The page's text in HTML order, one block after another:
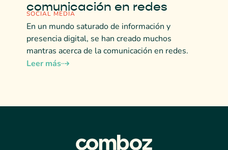
comunicación en redes
SOCIAL MEDIA
En un mundo saturado de información y
presencia digital, se han creado muchos
mantras acerca de la comunicación en redes.
Leer más